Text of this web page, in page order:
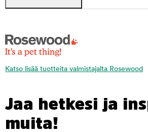
Katso lisää tuotteita valmistajalta Rosewood
Jaa hetkesi ja
muita!